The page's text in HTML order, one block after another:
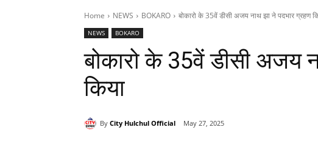
Home NEWS BOKARO बोकारो के 35वें डीसी अजय नाथ झा ने पदभार ग्रहण
NEWS BOKARO
बोकारो के 35वें डीसी अजय
किया
By City Hulchul Official May 27, 2025